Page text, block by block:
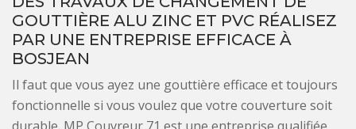
GOUTTIÈRE ALU ZINC ET PVC RÉALISEZ
PAR UNE ENTREPRISE EFFICACE À
BOSJEAN
Il faut que vous ayez une gouttière efficace et toujours
fonctionnelle si vous voulez que votre couverture soit